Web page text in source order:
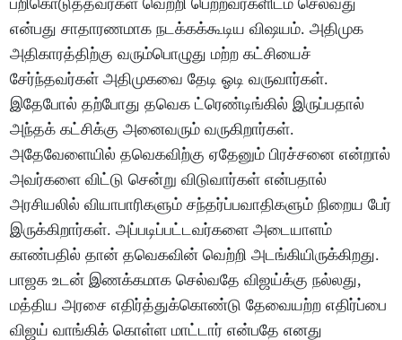
என்பது சாதாரணமாக நடக்கக்கூடிய விஷயம். அதிமுக
அதிகாரத்திற்கு வரும்பொழுது மற்ற கட்சியைச்
சேர்ந்தவர்கள் அதிமுகவை தேடி ஓடி வருவார்கள்.
இதேபோல் தற்போது தவெக ட்ரெண்டிங்கில் இருப்பதால்
அந்தக் கட்சிக்கு அனைவரும் வருகிறார்கள்.
அதேவேளையில் தவெகவிற்கு ஏதேனும் பிரச்சனை என்றால்
அவர்களை விட்டு சென்று விடுவார்கள் என்பதால்
அரசியலில் வியாபாரிகளும் சந்தர்ப்பவாதிகளும் நிறைய பேர்
இருக்கிறார்கள். அப்படிப்பட்டவர்களை அடையாளம்
காண்பதில் தான் தவெகவின் வெற்றி அடங்கியிருக்கிறது.
பாஜக உடன் இணக்கமாக செல்வதே விஜய்க்கு நல்லது,
மத்திய அரசை எதிர்த்துக்கொண்டு தேவையற்ற எதிர்ப்பை
விஜய் வாங்கிக் கொள்ள மாட்டார் என்பதே எனது